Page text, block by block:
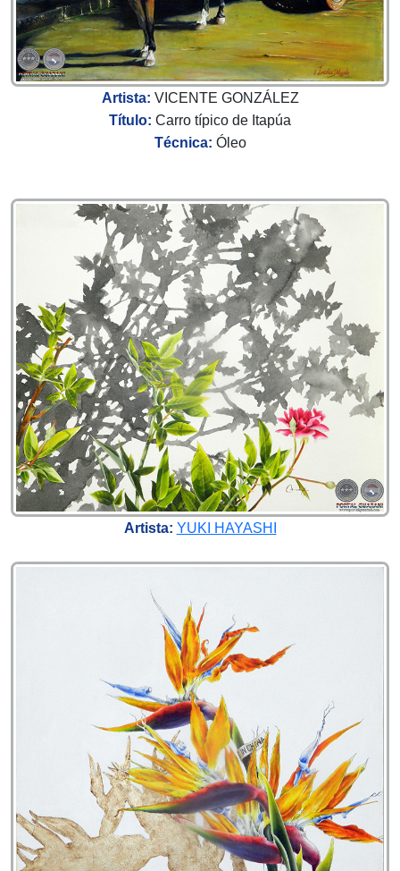
Artista: VICENTE GONZÁLEZ
Título: Carro típico de Itapúa
Técnica: Óleo
Artista: YUKI HAYASHI